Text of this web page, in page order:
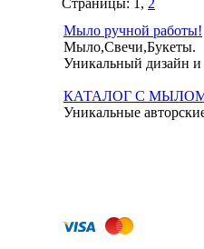
Страницы: 1, 2
Мыло ручной работы!
Мыло,Свечи,Букеты.
Уникальный дизайн и
КАТАЛОГ С
Уникальные